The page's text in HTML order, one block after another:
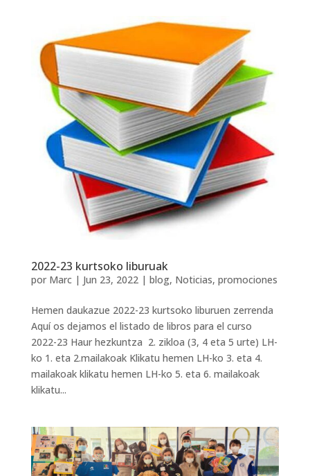
2022-23 kurtsoko liburuak
por Marc| Jun 23, 2022| blog, Noticias, promociones
Hemen daukazue 2022-23 kurtsoko liburuen zerrenda
Aquí os dejamos el listado de libros para el curso
2022-23 Haur hezkuntza 2. zikloa (3, 4 eta 5 urte) LH-
ko 1. eta 2.mailakoak Klikatu hemen LH-ko 3. eta 4.
mailakoak klikatu hemen LH-ko 5. eta 6. mailakoak
klikatu...